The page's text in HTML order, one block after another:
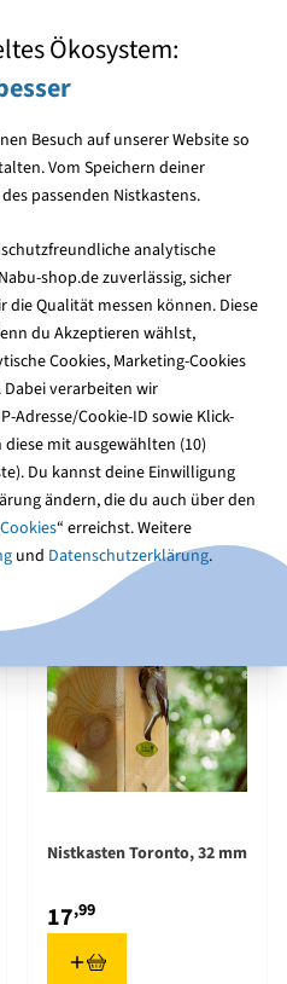
Ökosystem:
Besuch auf unserer Website so
Vom Speichern deiner
passenden Nistkastens.
analytische
shop.de zuverlässig, sicher
Qualität messen können. Diese
du Akzeptieren wählst,
Cookies, Marketing-Cookies
verarbeiten wir
Adresse/Cookie-ID sowie Klick-
mit ausgewählten (10)
Du kannst deine Einwilligung
ändern, die du auch über den
Cookies“ erreichst. Weitere
und Datenschutzerklärung.
benötigte
die Artenvielfalt in Garten,
Nistkasten Toronto, 32 mm
17,99